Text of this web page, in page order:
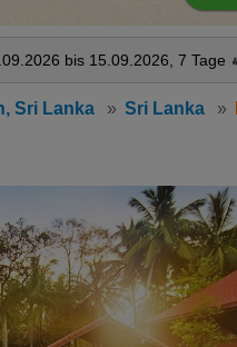
bis 15.09.2026, 7 Tage
Sri Lanka Sri Lanka